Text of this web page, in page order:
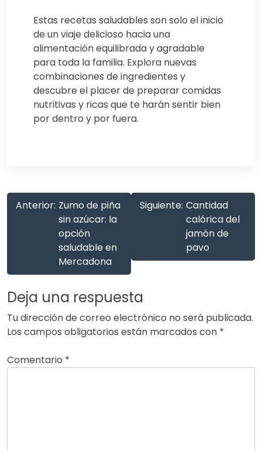
Estas recetas saludables son solo el inicio
de un viaje delicioso hacia una
alimentación equilibrada y agradable
para toda la familia. Explora nuevas
combinaciones de ingredientes y
descubre el placer de preparar comidas
nutritivas y ricas que te harán sentir bien
por dentro y por fuera.
Anterior: Zumo de piña
sin azúcar: la
opción
saludable en
Mercadona
Siguiente: Cantidad
calórica del
jamón de
pavo
Deja una respuesta
Tu dirección de correo electrónico no será publicada.
Los campos obligatorios están marcados con *
Comentario *